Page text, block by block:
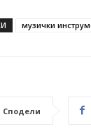
музички
Сподели